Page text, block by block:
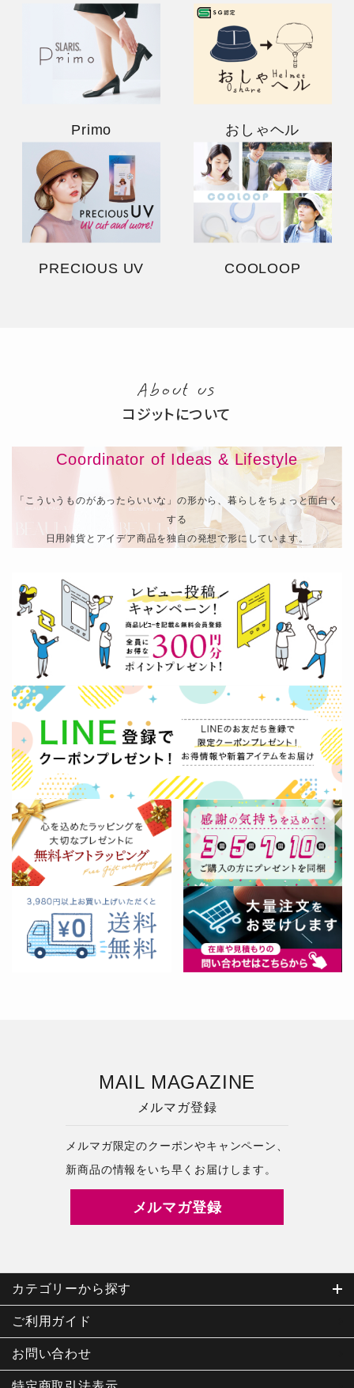
Primo おしゃヘル
PRECIOUS UV COOLOOP
About us
コジットについて
Coordinator of Ideas & Lifestyle
「こういうものがあったらいいな」の形から、暮らしをちょっと面白く
する
日用雑貨とアイデア商品を独自の発想で形にしています。
MAIL MAGAZINE
メルマガ登録
メルマガ限定のクーポンやキャンペーン、
新商品の情報をいち早くお届けします。
メルマガ登録
カテゴリーから探す
ご利用ガイド
お問い合わせ